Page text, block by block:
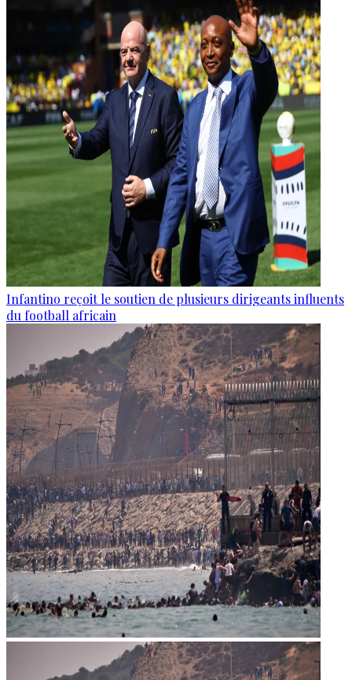
Infantino reçoit le soutien de plusieurs dirigeants influents
du football africain